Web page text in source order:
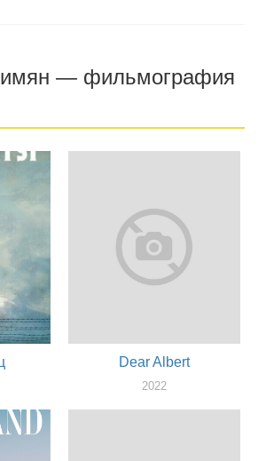
— фильмография
Dear Albert
2022